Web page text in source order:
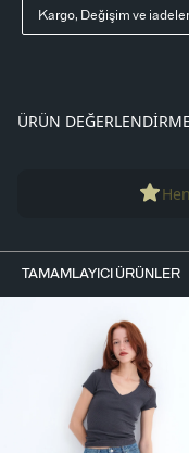
Kargo, Değişim ve iadeler
ÜRÜN
TAMAMLAYICI ÜRÜNLER